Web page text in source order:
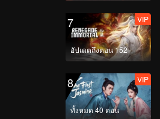
VIP
VIP
7
อัปเดตถึงตอน 152
VIP
8
ทั้งหมด 40 ตอน
VIP